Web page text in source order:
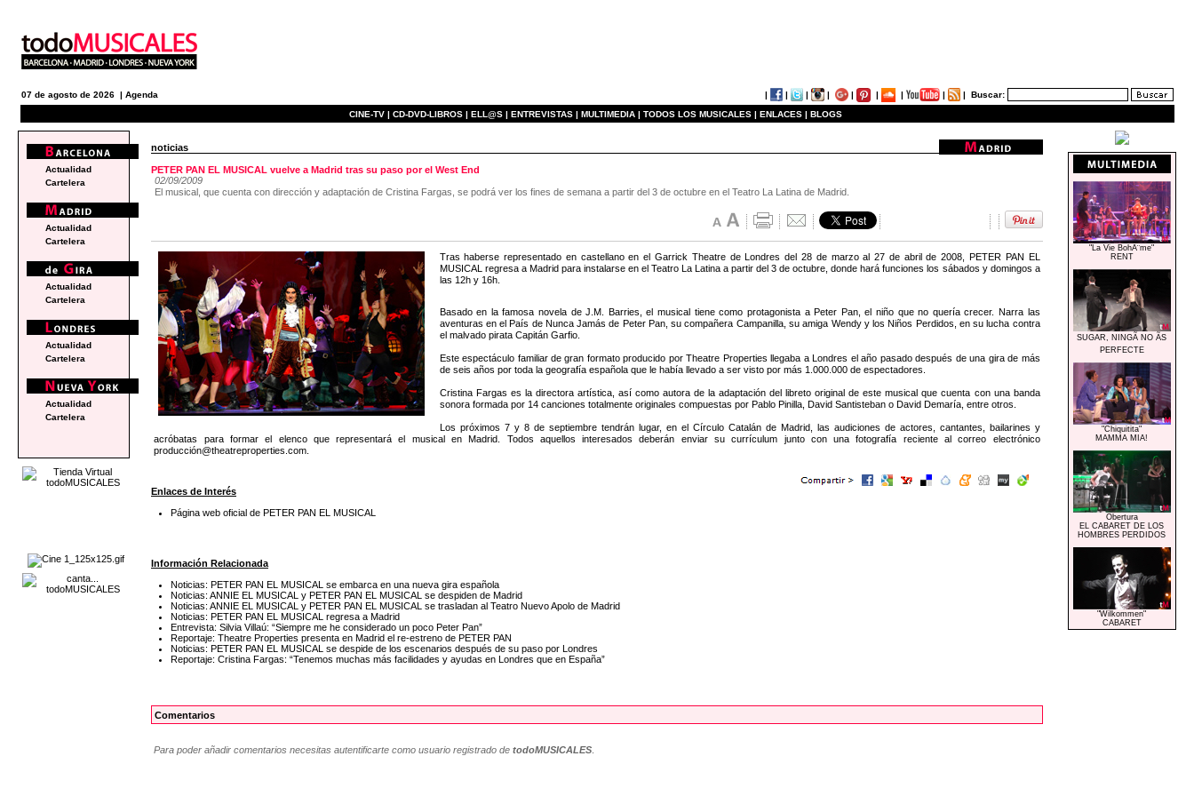
07 de agosto de 2026 | Agenda | | | | | | | | | Buscar:
CINE-TV | CD-DVD-LIBROS | ELL@S | ENTREVISTAS | MULTIMEDIA | TODOS LOS MUSICALES | ENLACES | BLOGS
noticias
PETER PAN EL MUSICAL vuelve a Madrid tras su paso por el West End
02/09/2009
El musical, que cuenta con dirección y adaptación de Cristina Fargas, se podrá ver los fines de semana a partir del 3 de octubre en el Teatro La Latina de Madrid.
Tras haberse representado en castellano en el Garrick Theatre de Londres del 28 de marzo al 27 de abril de 2008, PETER PAN EL
MUSICAL regresa a Madrid para instalarse en el Teatro La Latina a partir del 3 de octubre, donde hará funciones los sábados y domingos a
las 12h y 16h.
Basado en la famosa novela de J.M. Barries, el musical tiene como protagonista a Peter Pan, el niño que no quería crecer. Narra las
aventuras en el País de Nunca Jamás de Peter Pan, su compañera Campanilla, su amiga Wendy y los Niños Perdidos, en su lucha contra
el malvado pirata Capitán Garfio.
Este espectáculo familiar de gran formato producido por Theatre Properties llegaba a Londres el año pasado después de una gira de más
de seis años por toda la geografía española que le había llevado a ser visto por más 1.000.000 de espectadores.
Cristina Fargas es la directora artística, así como autora de la adaptación del libreto original de este musical que cuenta con una banda
sonora formada por 14 canciones totalmente originales compuestas por Pablo Pinilla, David Santisteban o David Demaría, entre otros.
Los próximos 7 y 8 de septiembre tendrán lugar, en el Círculo Catalán de Madrid, las audiciones de actores, cantantes, bailarines y
acróbatas para formar el elenco que representará el musical en Madrid. Todos aquellos interesados deberán enviar su currículum junto con una fotografía reciente al correo electrónico
producción@theatreproperties.com.
Enlaces de Interés
Página web oficial de PETER PAN EL MUSICAL
Información Relacionada
Noticias: PETER PAN EL MUSICAL se embarca en una nueva gira española
Noticias: ANNIE EL MUSICAL y PETER PAN EL MUSICAL se despiden de Madrid
Noticias: ANNIE EL MUSICAL y PETER PAN EL MUSICAL se trasladan al Teatro Nuevo Apolo de Madrid
Noticias: PETER PAN EL MUSICAL regresa a Madrid
Entrevista: Silvia Villaú: “Siempre me he considerado un poco Peter Pan”
Reportaje: Theatre Properties presenta en Madrid el re-estreno de PETER PAN
Noticias: PETER PAN EL MUSICAL se despide de los escenarios después de su paso por Londres
Reportaje: Cristina Fargas: “Tenemos muchas más facilidades y ayudas en Londres que en España”
Comentarios
Para poder añadir comentarios necesitas autentificarte como usuario registrado detodoMUSICALES
Actualidad
Cartelera
Actualidad
Cartelera
Actualidad
Cartelera
Actualidad
Cartelera
Actualidad
Cartelera
"La Vie BohÃ¨me"
RENT
SUGAR, NINGÃ NO ÃS
PERFECTE
"Chiquitita"
MAMMA MIA!
Obertura
EL CABARET DE LOS
HOMBRES PERDIDOS
"Wilkommen"
CABARET